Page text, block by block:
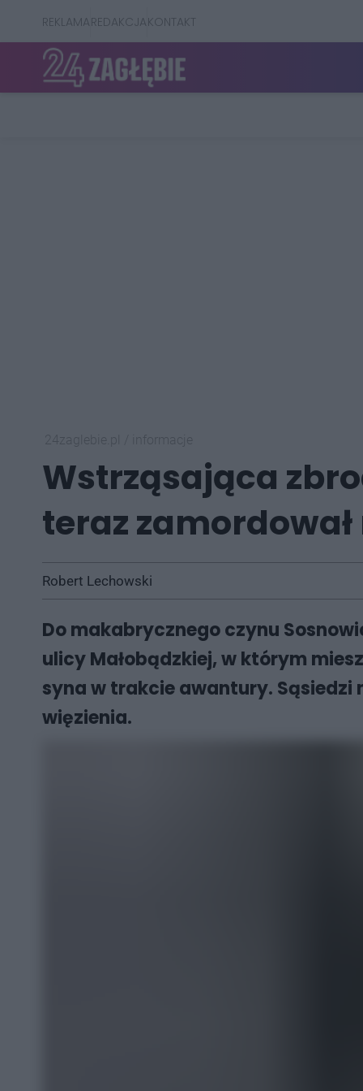
REKLAMAREDAKCJAKONTAKT
Wstrząsająca
teraz zamordował
Robert Lechowski
Do makabrycznego czynu
ulicy Małobądzkiej, w którym
syna w trakcie awantury. Sąsiedzi
więzienia.